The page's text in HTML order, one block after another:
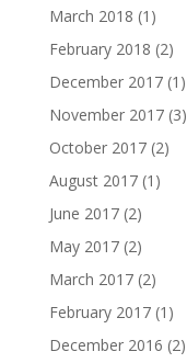
March 2018 (1)
February 2018 (2)
December 2017(1)
November 2017(3)
October 2017(2)
August 2017(1)
June 2017(2)
May 2017(2)
March 2017(2)
February 2017(1)
December 2016 (2)